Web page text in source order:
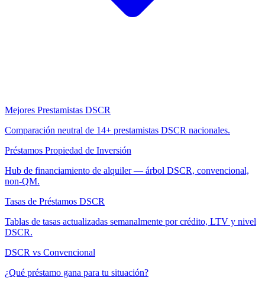
Mejores Prestamistas DSCR
Comparación neutral de 14+ prestamistas DSCR nacionales.
Préstamos Propiedad de Inversión
Hub de financiamiento de alquiler — árbol DSCR, convencional,
non-QM.
Tasas de Préstamos DSCR
Tablas de tasas actualizadas semanalmente por crédito, LTV y nivel
DSCR.
DSCR vs Convencional
¿Qué préstamo gana para tu situación?